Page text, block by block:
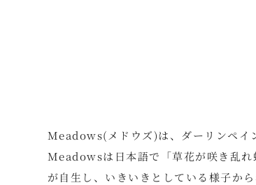
Meadows(メドウズ)は、ダーリンペイ
Meadowsは日本語で「草花が咲き乱れ
が自生し、いきいきとしている様子か